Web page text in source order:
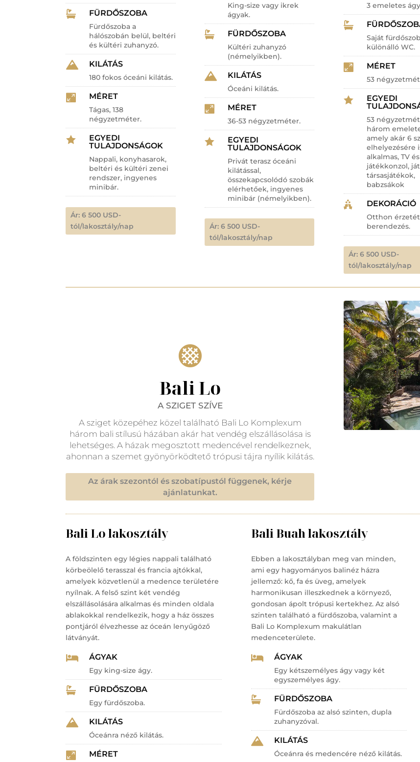
 FÜRDŐSZOBA
Fürdőszoba a
hálószobán belül, beltéri
és kültéri zuhanyzó.
 KILÁTÁS
180 fokos óceáni kilátás.
 MÉRET
Tágas, 138
négyzetméter.

EGYEDI
TULAJDONSÁGOK
Nappali, konyhasarok,
beltéri és kültéri zenei
rendszer, ingyenes
minibár.
Ár: 6 500 USD-
tól/lakosztály/nap
King-size vagy ikrek
ágyak.
 FÜRDŐSZOBA
Kültéri zuhanyzó
(némelyikben).
 KILÁTÁS
Óceáni kilátás.
 MÉRET
36-53 négyzetméter.

EGYEDI
TULAJDONSÁGOK
Privát terasz óceáni
kilátással,
összekapcsolódó szobák
elérhetőek, ingyenes
minibár (némelyikben).
Ár: 6 500 USD-
tól/lakosztály/nap
3 emeletes

Saját
különálló WC.
 MÉRET
53

EGYEDI
53
három
amely akár 6
elhelyezésére
alkalmas, TV és
játékkonzol,
társasjátékok,
babzsákok
 DEKORÁCIÓ
Otthon
berendezés.
Ár: 6 500 USD-
tól/lakosztály/nap

Bali Lo
A SZIGET SZÍVE
A sziget közepéhez közel található Bali Lo Komplexum
három bali stílusú házában akár hat vendég elszállásolása is
lehetséges. A házak megosztott medencével rendelkeznek,
ahonnan a szemet gyönyörködtető trópusi tájra nyílik kilátás.
Az árak szezontól és szobatípustól függenek, kérje
ajánlatunkat.
Bali Lo lakosztály
A földszinten egy légies nappali található
körbeölelő terasszal és francia ajtókkal,
amelyek közvetlenül a medence területére
nyílnak.A felső szint két vendég
elszállásolására alkalmas és minden oldala
ablakokkal rendelkezik, hogy a ház összes
pontjáról élvezhesse az óceán lenyűgöző
látványát.
 ÁGYAK
Egy king-size ágy.
 FÜRDŐSZOBA
Egy fürdőszoba.
 KILÁTÁS
Óceánra néző kilátás.
 MÉRET
Bali Buah lakosztály
Ebben a lakosztályban meg van minden,
ami egy hagyományos balinéz házra
jellemző: kő, fa és üveg, amelyek
harmonikusan illeszkednek a környező,
gondosan ápolt trópusi kertekhez. Az alsó
szinten található a fürdőszoba, valamint a
Bali Lo Komplexum makulátlan
medenceterülete.
 ÁGYAK
Egy kétszemélyes ágy vagy két
egyszemélyes ágy.
 FÜRDŐSZOBA
Fürdőszoba az alsó szinten, dupla
zuhanyzóval.
 KILÁTÁS
Óceánra és medencére néző kilátás.